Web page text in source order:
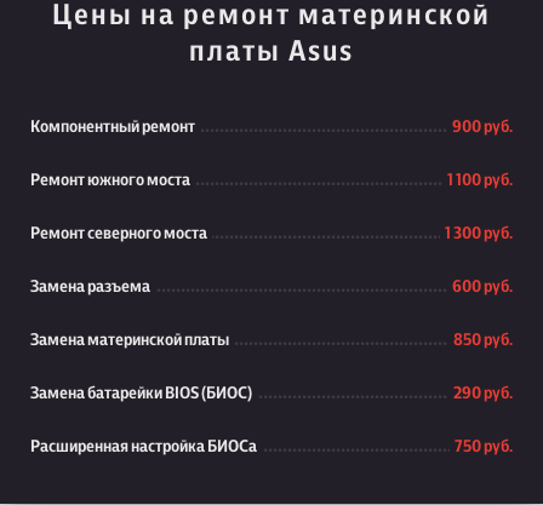
Цены на ремонт материнской
платы Asus
Компонентный ремонт 900 руб.
Ремонт южного моста 1 100 руб.
Ремонт северного моста 1 300 руб.
Замена разъема 600 руб.
Замена материнской платы 850 руб.
Замена батарейки BIOS (БИОС) 290 руб.
Расширенная настройка БИОСа 750 руб.